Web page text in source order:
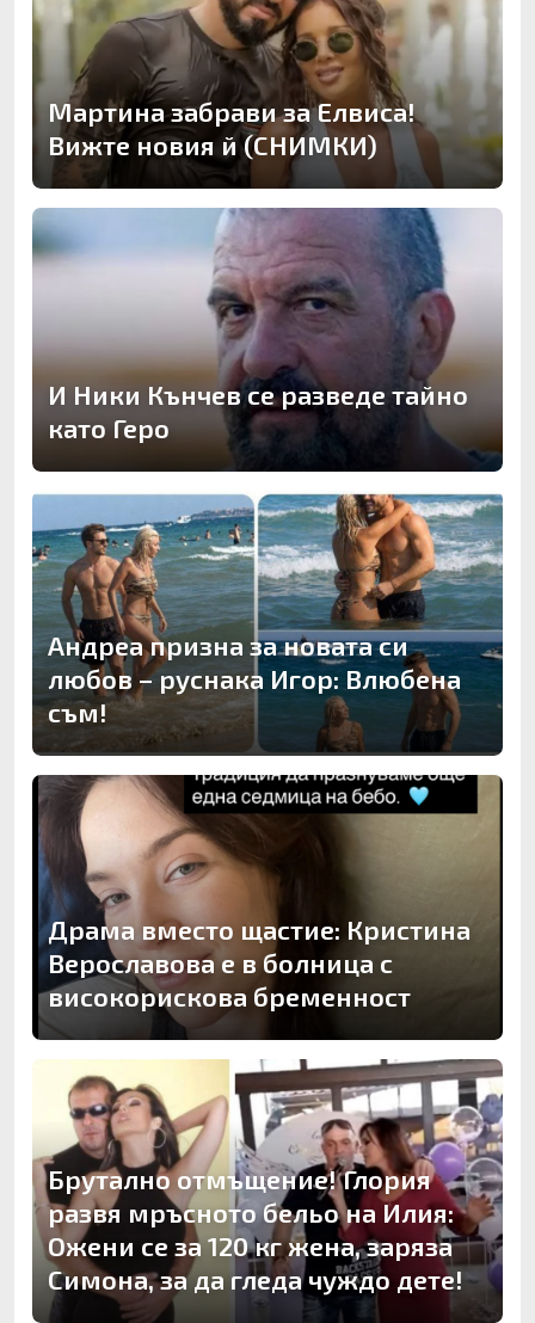
Мартина забрави за Елвиса!
Вижте новия й (СНИМКИ)
И Ники Кънчев се разведе тайно
като Геро
Андреа призна за новата си
любов – руснака Игор: Влюбена
съм!
Драма вместо щастие: Кристина
Верославова е в болница с
високорискова бременност
Брутално отмъщение! Глория
развя мръсното бельо на Илия:
Ожени се за 120 кг жена, заряза
Симона, за да гледа чуждо дете!